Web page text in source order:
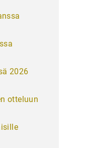
2026
otteluun